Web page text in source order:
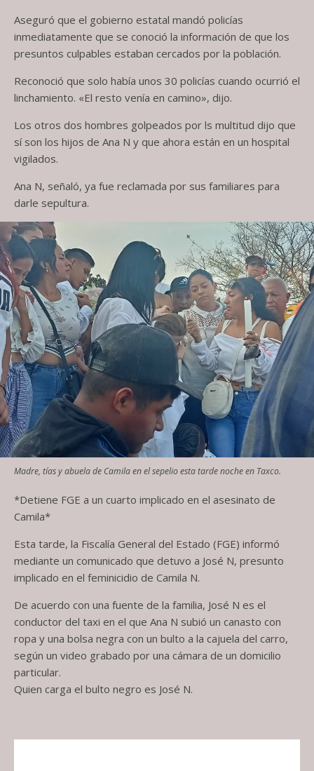
Aseguró que el gobierno estatal mandó policías
inmediatamente que se conoció la información de que los
presuntos culpables estaban cercados por la población.
Reconoció que solo había unos 30 policías cuando ocurrió el
linchamiento. «El resto venía en camino», dijo.
Los otros dos hombres golpeados por ls multitud dijo que
sí son los hijos de Ana N y que ahora están en un hospital
vigilados.
Ana N, señaló, ya fue reclamada por sus familiares para
darle sepultura.
Madre, tías y abuela de Camila en el sepelio esta tarde noche en Taxco.
*Detiene FGE a un cuarto implicado en el asesinato de
Camila*
Esta tarde, la Fiscalía General del Estado (FGE) informó
mediante un comunicado que detuvo a José N, presunto
implicado en el feminicidio de Camila N.
De acuerdo con una fuente de la familia, José N es el
conductor del taxi en el que Ana N subió un canasto con
ropa y una bolsa negra con un bulto a la cajuela del carro,
según un video grabado por una cámara de un domicilio
particular.
Quien carga el bulto negro es José N.